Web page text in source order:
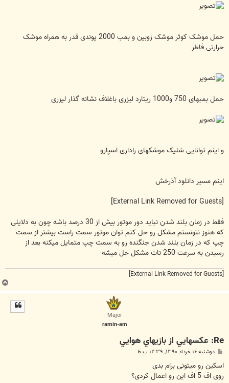
حمل موشک کوثر موشک زوبین و بمب 2000 پوندی قدر به همراه موشک
حرارتی فاطر
حمل بمبهای 750 و1000 ریتارد لیزری باغلاف نشانه گذار لیزری
و اینم توانایی شلیک موشکهای راداری اسپارو
اینم مسیر دانلود آذرخش
فقط در زمان بلند شدن نباید دور موتور بیش از 30 درصد باشه چون به دلایلی
که هنوز نتونستم مشکل رو حل کنم توان موتور سمت راست بیشتر از سمت
چپ که در زمان بلند شدن جنگنده رو به سمت چپ متمایل میکنه بعد از
رسیدن به سرعت 250 نات مشکل حل میشه
ب
ا
Major
ramin-am
Re: عکسهايي از بازيهاي هوايي
پ
ت
دوشنبه ۱۶ خرداد ۱۳۹۰, ۱۲:۳۹ ب.ظ
اسکین رو میتونی برام بدی
روی اف 5 اف این رو اعمال کردی؟